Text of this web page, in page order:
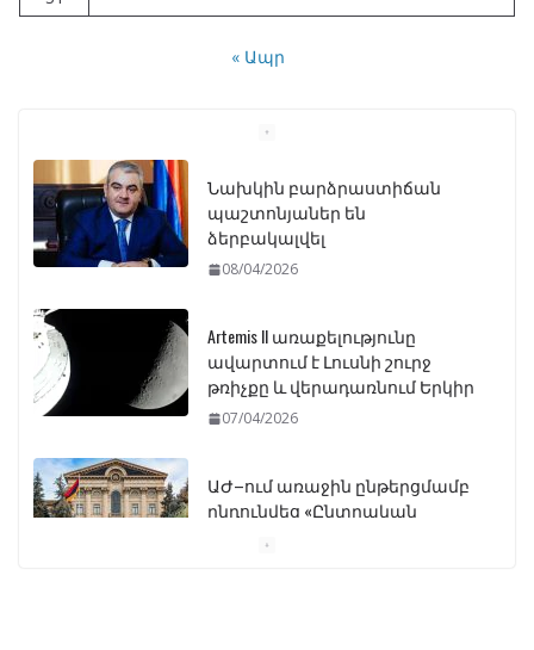
« Ապր
Նախկին բարձրաստիճան
պաշտոնյաներ են
ձերբակալվել
08/04/2026
Artemis II առաքելությունը
ավարտում է Լուսնի շուրջ
թռիչքը և վերադառնում Երկիր
07/04/2026
ԱԺ–ում առաջին ընթերցմամբ
ընդունվեց «Ընտրական